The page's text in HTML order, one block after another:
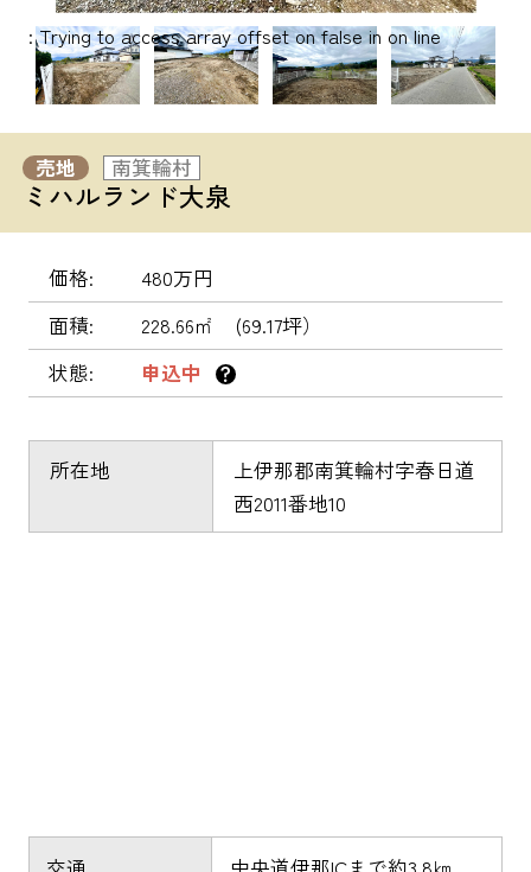
: Trying to access array offset on false in on line
売地 南箕輪村
ミハルランド大泉
価格
480万円
面積
228.66㎡ (69.17坪）
状態
申込中 ？
所在地
上伊那郡南箕輪村字春日道
西2011番地10